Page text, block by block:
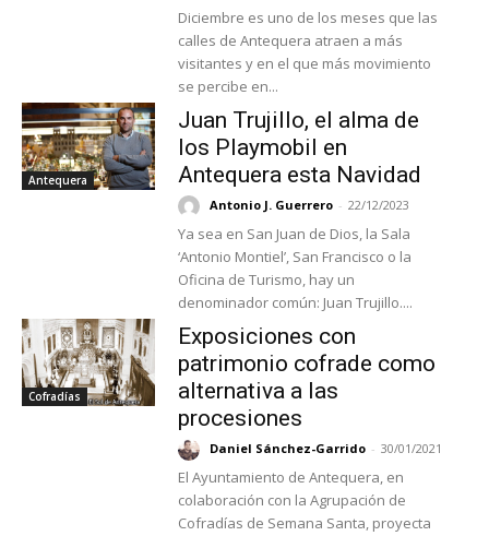
Diciembre es uno de los meses que las
calles de Antequera atraen a más
visitantes y en el que más movimiento
se percibe en...
Antequera
Juan Trujillo, el alma de
los Playmobil en
Antequera esta Navidad
Antonio J. Guerrero - 22/12/2023
Ya sea en San Juan de Dios, la Sala
‘Antonio Montiel’, San Francisco o la
Oficina de Turismo, hay un
denominador común: Juan Trujillo....
Cofradías
Exposiciones con
patrimonio cofrade como
alternativa a las
procesiones
Daniel Sánchez-Garrido - 30/01/2021
El Ayuntamiento de Antequera, en
colaboración con la Agrupación de
Cofradías de Semana Santa, proyecta